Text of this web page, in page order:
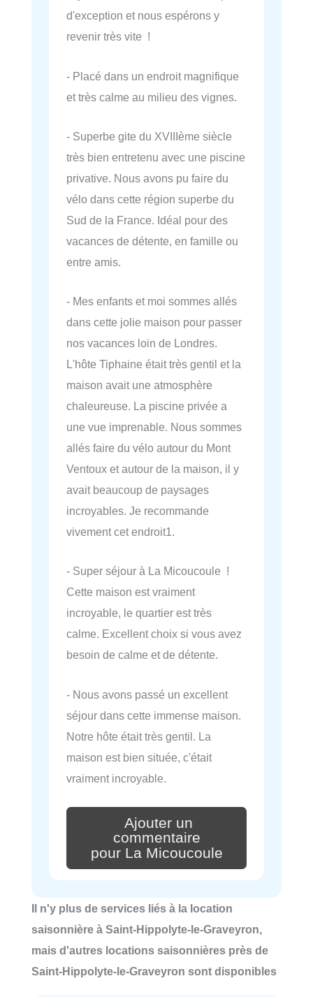
d'exception et nous espérons y
revenir très vite !
- Placé dans un endroit magnifique
et très calme au milieu des vignes.
- Superbe gite du XVIIIème siècle
très bien entretenu avec une piscine
privative. Nous avons pu faire du
vélo dans cette région superbe du
Sud de la France. Idéal pour des
vacances de détente, en famille ou
entre amis.
- Mes enfants et moi sommes allés
dans cette jolie maison pour passer
nos vacances loin de Londres.
L'hôte Tiphaine était très gentil et la
maison avait une atmosphère
chaleureuse. La piscine privée a
une vue imprenable. Nous sommes
allés faire du vélo autour du Mont
Ventoux et autour de la maison, il y
avait beaucoup de paysages
incroyables. Je recommande
vivement cet endroit1.
- Super séjour à La Micoucoule !
Cette maison est vraiment
incroyable, le quartier est très
calme. Excellent choix si vous avez
besoin de calme et de détente.
- Nous avons passé un excellent
séjour dans cette immense maison.
Notre hôte était très gentil. La
maison est bien située, c'était
vraiment incroyable.
Ajouter un
commentaire
pour La Micoucoule
Il n'y plus de services liés à la location
saisonnière à Saint-Hippolyte-le-Graveyron,
mais d'autres locations saisonnières près de
Saint-Hippolyte-le-Graveyron sont disponibles